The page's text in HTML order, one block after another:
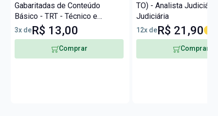
Gabaritadas de Conteúdo
Básico - TRT - Técnico e
Analista
3x deR$ 13,00
Comprar
TO) - Analista
Judiciária
12x deR$ 21,90
Comprar